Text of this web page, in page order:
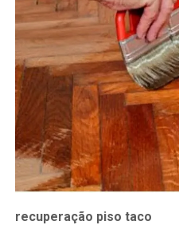
recuperação piso taco